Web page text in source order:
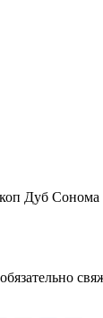
Дуб Сонома